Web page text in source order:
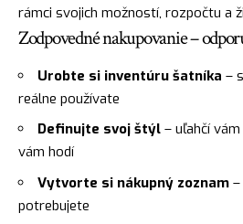
rámci svojich možností, rozpočtu a
Zodpovedné nakupovanie –
Urobte si inventúru šatníka –
reálne používate
Definujte svoj štýl – uľahčí
vám hodí
Vytvorte si nákupný zoznam
potrebujete